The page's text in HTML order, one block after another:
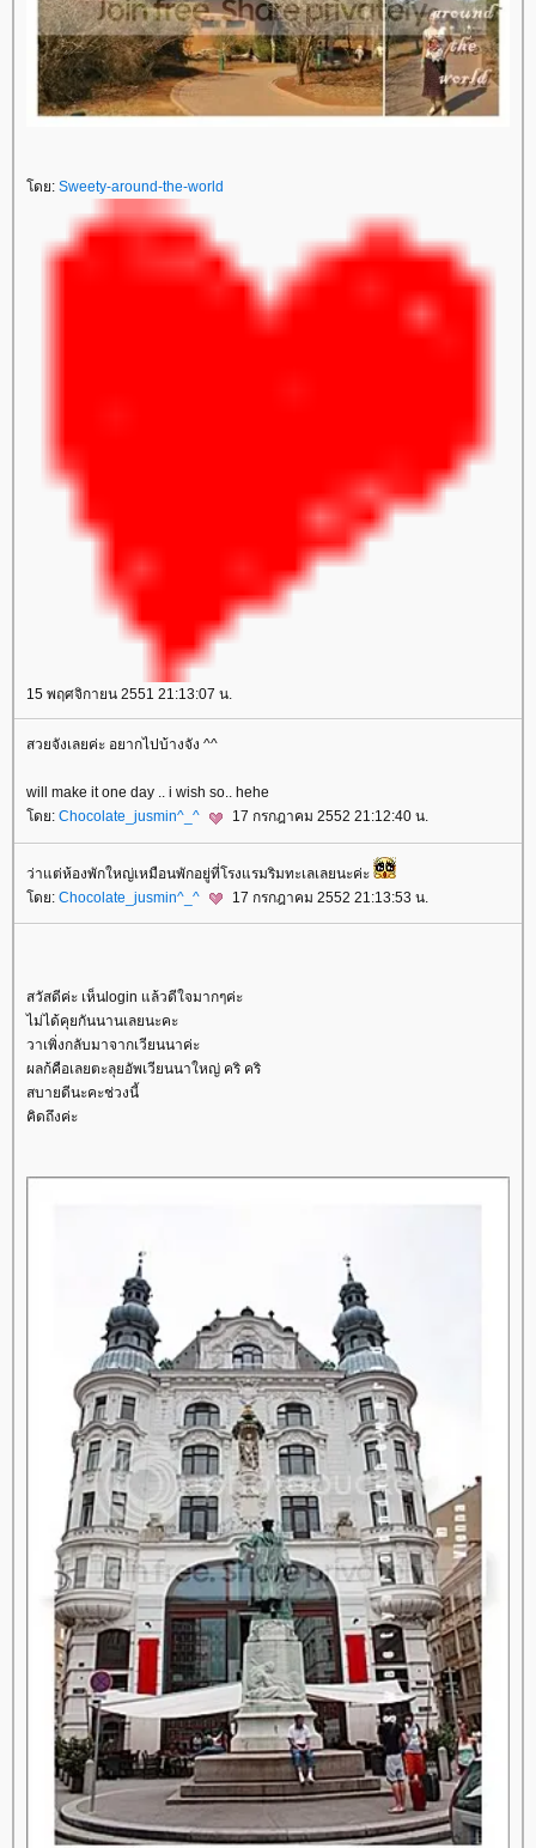
ดย: Sweety-around-the-world
15 พฤศจิกายน 2551 21:13:07 น.
สวยจังเลยค่ะ อยากไปบ้างจัง ^^
will make it one day .. i wish so.. hehe
ดย: Chocolate_jusmin^_^ 17 กรกฎาคม 2552 21:12:40 น.
ว่าแต่ห้องพักใหญ่เหมือนพักอยู่ที่โรงแรมริมทะเลเลยนะค่ะ
ดย: Chocolate_jusmin^_^ 17 กรกฎาคม 2552 21:13:53 น.
สวัสดีค่ะ เห็นlogin แล้วดีใจมากๆค่ะ
ไม่ได้คุยกันนานเลยนะคะ
วาเพิ่งกลับมาจากเวียนนาค่ะ
ผลก้คือเลยตะลุยอัพเวียนนาใหญ่ คริ คริ
สบายดีนะคะช่วงนี้
คิดถึงค่ะ